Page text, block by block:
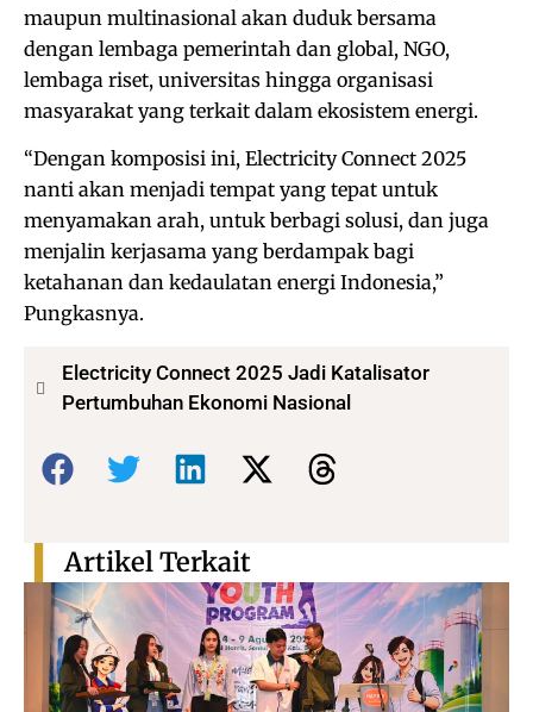
maupun multinasional akan duduk bersama
dengan lembaga pemerintah dan global, NGO,
lembaga riset, universitas hingga organisasi
masyarakat yang terkait dalam ekosistem energi.
“Dengan komposisi ini, Electricity Connect 2025
nanti akan menjadi tempat yang tepat untuk
menyamakan arah, untuk berbagi solusi, dan juga
menjalin kerjasama yang berdampak bagi
ketahanan dan kedaulatan energi Indonesia,”
Pungkasnya.
Electricity Connect 2025 Jadi Katalisator
Pertumbuhan Ekonomi Nasional
Bagikan:
Artikel Terkait